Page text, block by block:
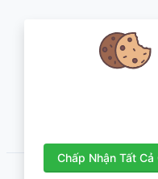
Copyrights © 2026. All
Chấp Nhận Tất Cả